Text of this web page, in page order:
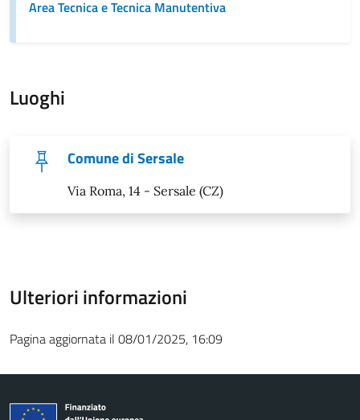
Area Tecnica e Tecnica Manutentiva
Luoghi
Comune di Sersale
Via Roma, 14 - Sersale (CZ)
Ulteriori informazioni
Pagina aggiornata il 08/01/2025, 16:09